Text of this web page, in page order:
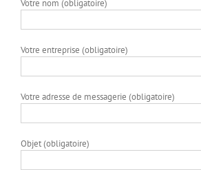
Votre nom (obligatoire)
Votre entreprise (obligatoire)
Votre adresse de messagerie (obligatoire)
Objet (obligatoire)